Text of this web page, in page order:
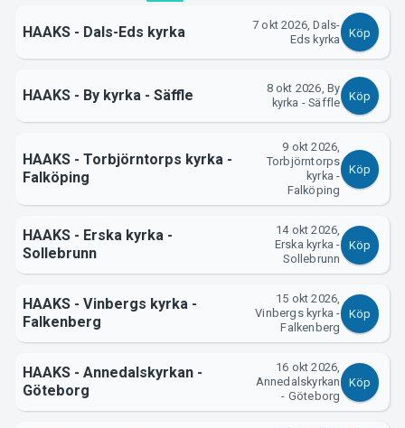
Support
Om Tickster
HAAKS - Dals-Eds kyrka
7 okt 2026, Dals-
Eds kyrka
Köp
HAAKS - By kyrka - Säffle
8 okt 2026, By
kyrka - Säffle
Köp
HAAKS - Torbjörntorps kyrka -
Falköping
9 okt 2026,
Torbjörntorps
kyrka -
Falköping
Köp
HAAKS - Erska kyrka -
Sollebrunn
14 okt 2026,
Erska kyrka -
Sollebrunn
Köp
HAAKS - Vinbergs kyrka -
Falkenberg
15 okt 2026,
Vinbergs kyrka -
Falkenberg
Köp
HAAKS - Annedalskyrkan -
Göteborg
16 okt 2026,
Annedalskyrkan
- Göteborg
Köp